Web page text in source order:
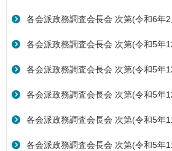
各会派政務調査会長会 次第(令和6年2
各会派政務調査会長会 次第(令和5年
各会派政務調査会長会 次第(令和5年
各会派政務調査会長会 次第(令和5年
各会派政務調査会長会 次第(令和5年
各会派政務調査会長会 次第(令和5年